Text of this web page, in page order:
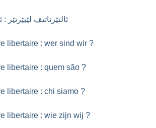
ئالتێرناتیڤ لێبێرتێر
libertaire : wer sind wir ?
libertaire : quem são ?
libertaire : chi siamo ?
libertaire : wie zijn wij ?